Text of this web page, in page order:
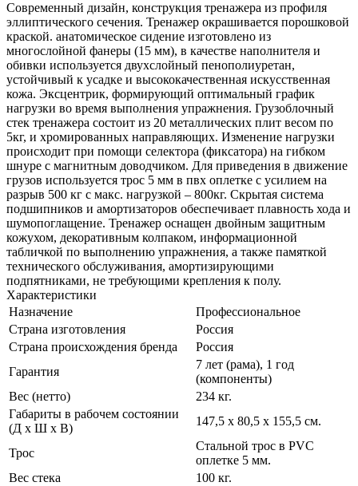
Современный дизайн, конструкция тренажера из профиля
эллиптического сечения. Тренажер окрашивается порошковой
краской. анатомическое сидение изготовлено из
многослойной фанеры (15 мм), в качестве наполнителя и
обивки используется двухслойный пенополиуретан,
устойчивый к усадке и высококачественная искусственная
кожа. Эксцентрик, формирующий оптимальный график
нагрузки во время выполнения упражнения. Грузоблочный
стек тренажера состоит из 20 металлических плит весом по
5кг, и хромированных направляющих. Изменение нагрузки
происходит при помощи селектора (фиксатора) на гибком
шнуре с магнитным доводчиком. Для приведения в движение
грузов используется трос 5 мм в пвх оплетке с усилием на
разрыв 500 кг с макс. нагрузкой – 800кг. Скрытая система
подшипников и амортизаторов обеспечивает плавность хода и
шумопоглащение. Тренажер оснащен двойным защитным
кожухом, декоративным колпаком, информационной
табличкой по выполнению упражнения, а также памяткой
технического обслуживания, амортизирующими
подпятниками, не требующими крепления к полу.
Характеристики
Назначение
Профессиональное
Страна изготовления
Россия
Страна происхождения бренда
Россия
Гарантия
7 лет (рама), 1 год
(компоненты)
Вес (нетто)
234 кг.
Габариты в рабочем состоянии
(Д х Ш х В)
147,5 х 80,5 х 155,5 см.
Трос
Стальной трос в PVC
оплетке 5 мм.
Вес стека
100 кг.